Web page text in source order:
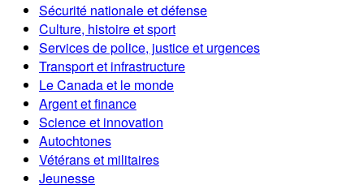
Sécurité nationale et défense
Culture, histoire et sport
Services de police, justice et urgences
Transport et infrastructure
Le Canada et le monde
Argent et finance
Science et innovation
Autochtones
Vétérans et militaires
Jeunesse